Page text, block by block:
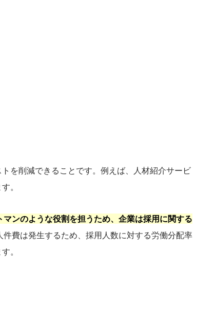
を削減できることです。例えば、人材紹介サービ
。
ンのような役割を担うため、企業は採用に関する
件費は発生するため、採用人数に対する労働分配率
。